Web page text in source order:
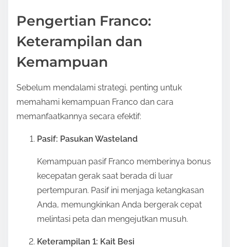
n
Pengertian Franco:
Keterampilan dan
Kemampuan
Sebelum mendalami strategi, penting untuk
memahami kemampuan Franco dan cara
memanfaatkannya secara efektif:
Pasif: Pasukan Wasteland
Kemampuan pasif Franco memberinya bonus
kecepatan gerak saat berada di luar
pertempuran. Pasif ini menjaga ketangkasan
Anda, memungkinkan Anda bergerak cepat
melintasi peta dan mengejutkan musuh.
Keterampilan 1: Kait Besi